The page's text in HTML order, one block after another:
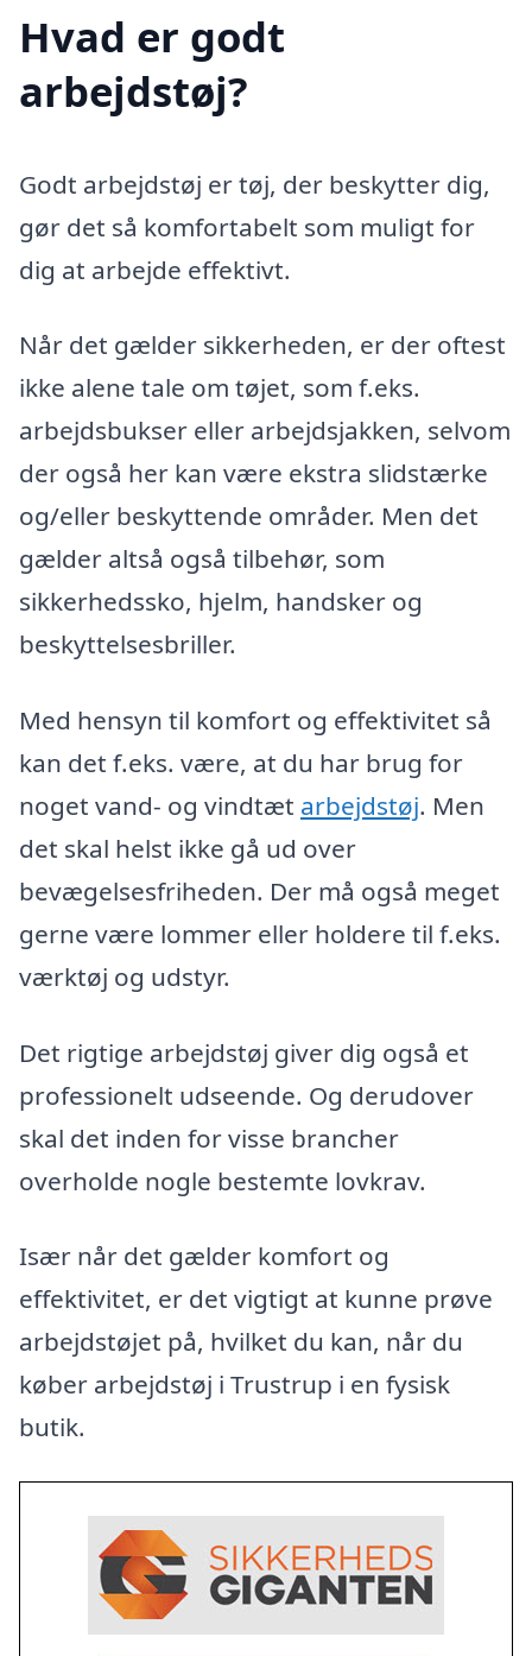
Hvad er godt
arbejdstøj?
Godt arbejdstøj er tøj, der beskytter dig,
gør det så komfortabelt som muligt for
dig at arbejde effektivt.
Når det gælder sikkerheden, er der oftest
ikke alene tale om tøjet, som f.eks.
arbejdsbukser eller arbejdsjakken, selvom
der også her kan være ekstra slidstærke
og/eller beskyttende områder. Men det
gælder altså også tilbehør, som
sikkerhedssko, hjelm, handsker og
beskyttelsesbriller.
Med hensyn til komfort og effektivitet så
kan det f.eks. være, at du har brug for
noget vand- og vindtæt arbejdstøj. Men
det skal helst ikke gå ud over
bevægelsesfriheden. Der må også meget
gerne være lommer eller holdere til f.eks.
værktøj og udstyr.
Det rigtige arbejdstøj giver dig også et
professionelt udseende. Og derudover
skal det inden for visse brancher
overholde nogle bestemte lovkrav.
Især når det gælder komfort og
effektivitet, er det vigtigt at kunne prøve
arbejdstøjet på, hvilket du kan, når du
køber arbejdstøj i Trustrup i en fysisk
butik.